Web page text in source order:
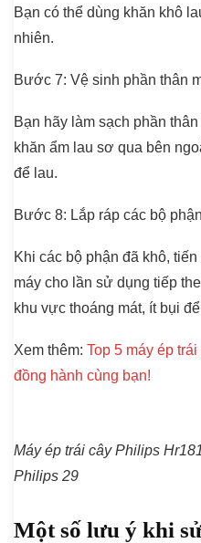
Bạn có thể dùng khăn khô
nhiên.
Bước 7: Vệ sinh phần thân
Bạn hãy làm sạch phần
khăn ẩm lau sơ qua bên
để lau.
Bước 8: Lắp ráp các bộ phận
Khi các bộ phận đã khô,
máy cho lần sử dụng tiếp
khu vực thoáng mát, ít bụi
Xem thêm: Top 5 máy ép
đồng hành cùng bạn!
Máy ép trái cây Philips
Philips 29
Một số lưu ý khi